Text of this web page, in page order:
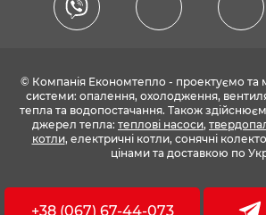
© Компанія Економтепло - проектуємо та
системи: опалення, охолодження,
тепла та водопостачання. Також
джерел тепла: теплові насоси,
котли, електричні котли, сонячні
цінами та доставкою по
+38 (067) 67-44-073